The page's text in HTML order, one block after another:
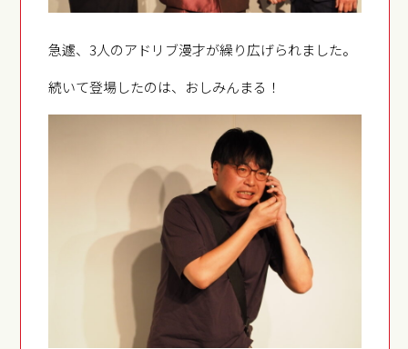
急遽、3人のアドリブ漫才が繰り広げられました。
続いて登場したのは、おしみんまる！